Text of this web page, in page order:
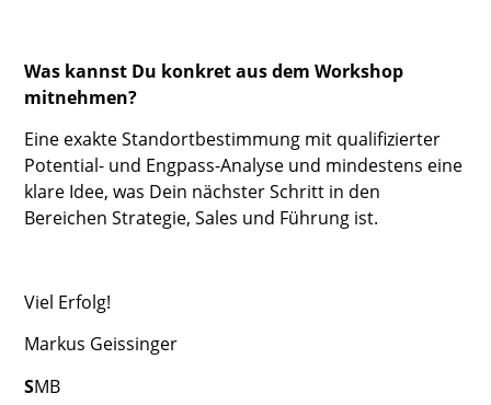
Was kannst Du konkret aus dem Workshop
mitnehmen?
Eine exakte Standortbestimmung mit qualifizierter
Potential- und Engpass-Analyse und mindestens eine
klare Idee, was Dein nächster Schritt in den
Bereichen Strategie, Sales und Führung ist.
Viel Erfolg!
Markus Geissinger
SMB